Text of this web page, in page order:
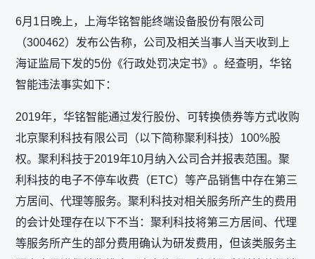
6月1日晚上，上海华铭智能终端设备股份有限公司
（300462）发布公告称，公司及相关当事人当天收到上
海证监局下发的5份《行政处罚决定书》。经查明，华铭
智能违法事实如下：
2019年，华铭智能通过发行股份、可转换债券等方式收购
北京聚利科技有限公司（以下简称聚利科技）100%股
权。聚利科技于2019年10月纳入公司合并报表范围。聚
利科技的电子不停车收费（ETC）等产品销售中存在第三
方居间、代理等服务。聚利科技对相关服务所产生的费用
的会计处理存在以下不当：聚利科技将第三方居间、代理
等服务所产生的部分费用确认为研发费用，但该类服务主